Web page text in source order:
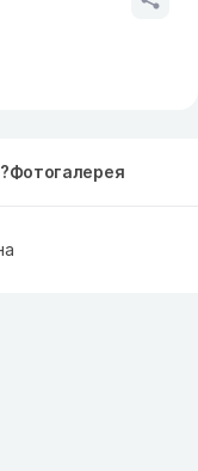
Фотогалерея